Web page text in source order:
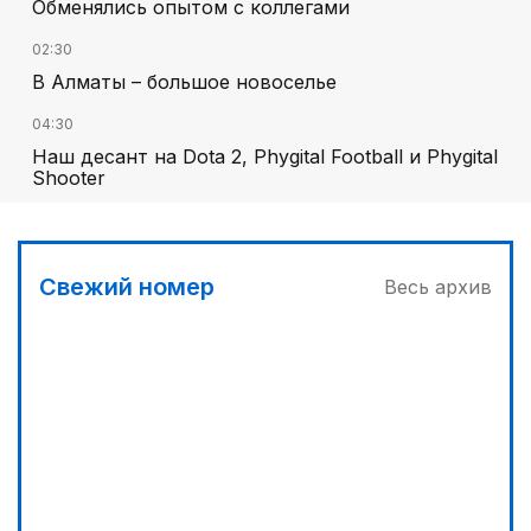
Обменялись опытом с коллегами
02:30
В Алматы – большое новоселье
04:30
Наш десант на Dota 2, Phygital Football и Phygital
Shooter
дела
Свежий номер Весь архив